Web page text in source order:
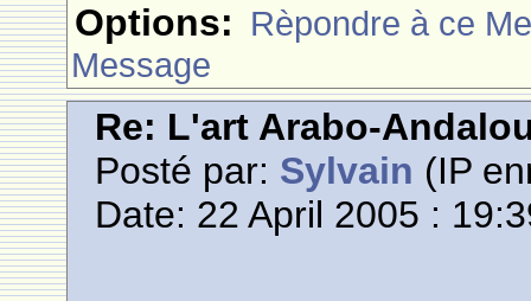
Options: Rèpondre à ce
Message
Re: L'art Arabo-
Posté par: Sylvain (IP
Date: 22 April 2005 :